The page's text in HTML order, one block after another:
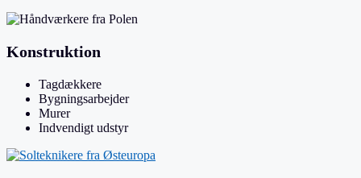
Konstruktion
Tagdækkere
Bygningsarbejder
Murer
Indvendigt udstyr